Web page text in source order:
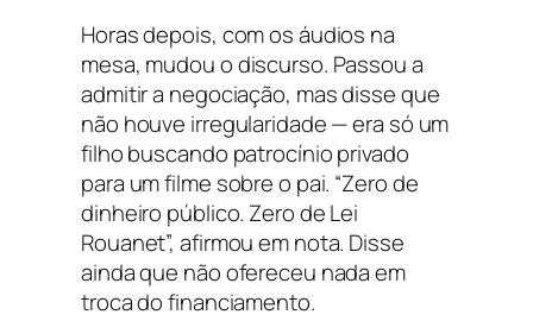
Horas depois, com os áudios na
mesa, mudou o discurso. Passou a
admitir a negociação, mas disse que
não houve irregularidade — era só um
filho buscando patrocínio privado
para um filme sobre o pai. “Zero de
dinheiro público. Zero de Lei
Rouanet”, afirmou em nota. Disse
ainda que não ofereceu nada em
troca do financiamento.